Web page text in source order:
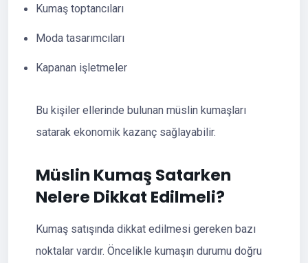
Kumaş toptancıları
Moda tasarımcıları
Kapanan işletmeler
Bu kişiler ellerinde bulunan müslin kumaşları
satarak ekonomik kazanç sağlayabilir.
Müslin Kumaş Satarken
Nelere Dikkat Edilmeli?
Kumaş satışında dikkat edilmesi gereken bazı
noktalar vardır. Öncelikle kumaşın durumu doğru